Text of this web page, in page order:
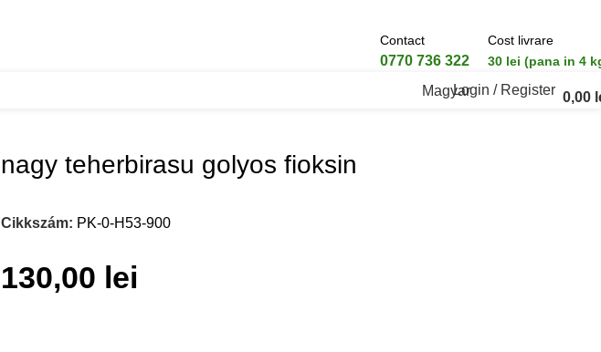
Contact
0770 736 322
Cost livrare
30 lei (pana in 4
MagyarLogin / Register 0,00
nagy teherbirasu golyos fioksin
Cikkszám: PK-0-H53-900
130,00 lei